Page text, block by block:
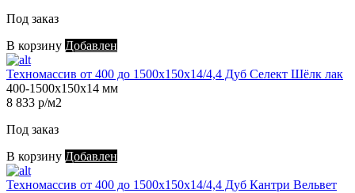
Под заказ
В корзину Добавлен
Техномассив от 400 до 1500х150х14/4,4 Дуб Селект Шёлк лак
400-1500х150х14 мм
8 833 р/м2
Под заказ
В корзину Добавлен
Техномассив от 400 до 1500х150х14/4,4 Дуб Кантри Вельвет